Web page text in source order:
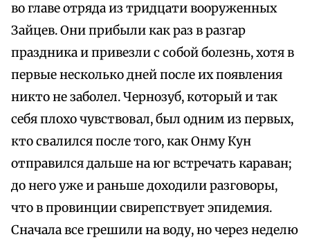
во главе отряда из тридцати вооруженных
Зайцев. Они прибыли как раз в разгар
праздника и привезли с собой болезнь, хотя в
первые несколько дней после их появления
никто не заболел. Чернозуб, который и так
себя плохо чувствовал, был одним из первых,
кто свалился после того, как Онму Кун
отправился дальше на юг встречать караван;
до него уже и раньше доходили разговоры,
что в провинции свирепствует эпидемия.
Сначала все грешили на воду, но через неделю